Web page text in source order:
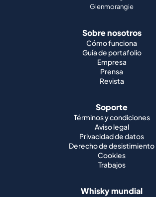
Glenmorangie
Sobre nosotros
Cómo funciona
Guía de portafolio
Empresa
Prensa
Revista
Soporte
Términos y condiciones
Aviso legal
Privacidad de datos
Derecho de desistimiento
Cookies
Trabajos
Whisky mundial